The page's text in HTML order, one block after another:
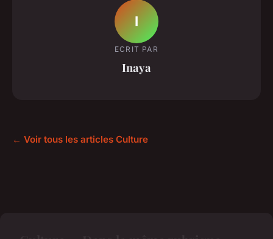
I
ECRIT PAR
Inaya
← Voir tous les articles Culture